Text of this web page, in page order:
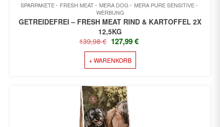
SPARPAKETE FRESH MEAT MERA DOG
MERA PURE SENSITIVE
WERBUNG
GETREIDEFREI – FRESH MEAT RIND & KARTOFFEL 2X
12,5KG
139,98€ URSPRÜNGLICHER
PREIS
WAR:
139,98 €
127,99€
+ WARENKORB